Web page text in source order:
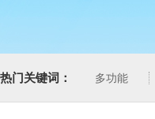
热门关键词： 多功能